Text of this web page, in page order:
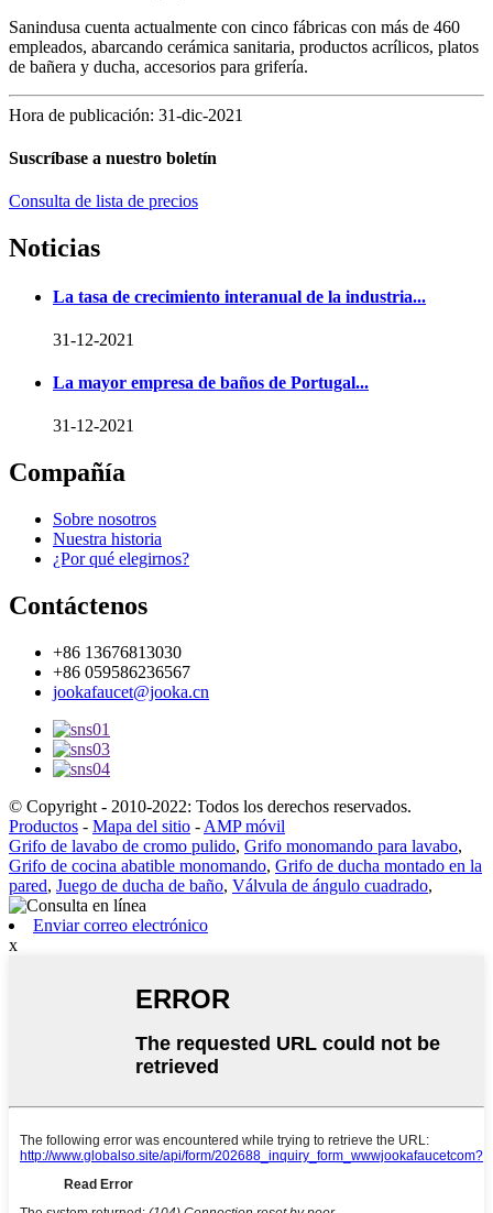
Sanindusa cuenta actualmente con cinco fábricas con más de 460
empleados, abarcando cerámica sanitaria, productos acrílicos, platos
de bañera y ducha, accesorios para grifería.
Hora de publicación: 31-dic-2021
Suscríbase a nuestro boletín
Consulta de lista de precios
Noticias
La tasa de crecimiento interanual de la industria...
31-12-2021
La mayor empresa de baños de Portugal...
31-12-2021
Compañía
Sobre nosotros
Nuestra historia
¿Por qué elegirnos?
Contáctenos
+86 13676813030
+86 059586236567
jookafaucet@jooka.cn
© Copyright - 2010-2022: Todos los derechos reservados.
Productos - Mapa del sitio - AMP móvil
Grifo de lavabo de cromo pulido, Grifo monomando para lavabo,
Grifo de cocina abatible monomando, Grifo de ducha montado en la
pared, Juego de ducha de baño, Válvula de ángulo cuadrado,
Enviar correo electrónico
x